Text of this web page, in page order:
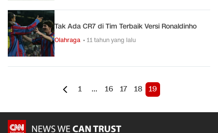
Tak Ada CR7 di Tim Terbaik Versi Ronaldinho
Olahraga • 11 tahun yang lalu
1 ... 16 17 18 19